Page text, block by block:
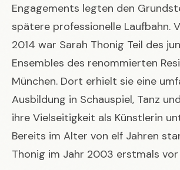
Engagements legten den
spätere professionelle Laufbahn.
2014 war Sarah Thonig Teil des
Ensembles des renommierten
München. Dort erhielt sie eine
Ausbildung in Schauspiel, Tanz
ihre Vielseitigkeit als Künstlerin
Bereits im Alter von elf Jahren
Thonig im Jahr 2003 erstmals vor